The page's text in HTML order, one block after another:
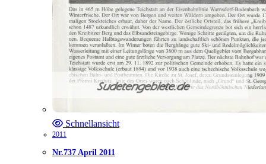
Schnellansicht
2011
Nr.737 April 2011